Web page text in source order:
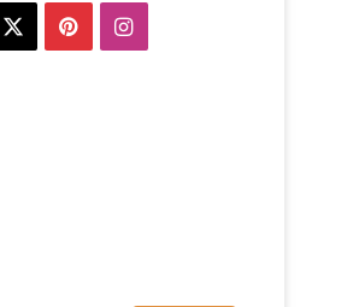
PinterestInstagram